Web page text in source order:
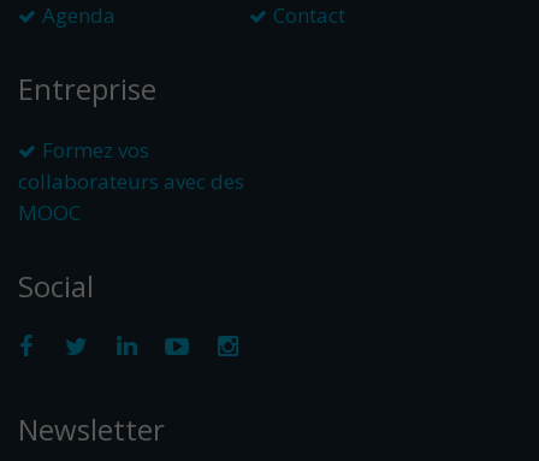
Agenda
Contact
Entreprise
Formez vos
collaborateurs avec des
MOOC
Social
Newsletter